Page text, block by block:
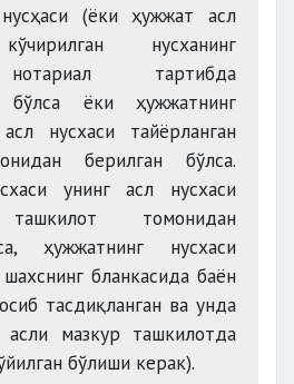
(ёки ҳужжат асл
нусханинг
тартибда
бўлса ёки ҳужжатнинг
нусхаси тайёрланган
берилган бўлса.
унинг асл нусхаси
ташкилот томонидан
ҳужжатнинг нусхаси
бланкасида баён
тасдиқланган ва унда
мазкур ташкилотда
бўлиши керак).